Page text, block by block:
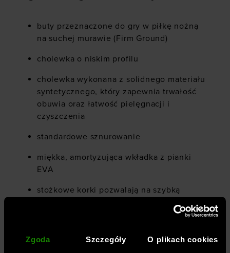
Zgoda Szczegóły O plikach cookies
buty przeznaczone do gry w piłkę nożną
na suchej murawie (Firm Ground)
cholewka o niskim profilu
cholewka wykonana z solidnego materiału
syntetycznego, który zapewnia trwałość
obuwia oraz łatwość pielęgnacji i
czyszczenia
standardowe sznurowanie
miękka, amortyzująca wkładka z pianki
EVA
stożkowe korki pozwalają na szybką
przylega wokół kostki i śródstopia,